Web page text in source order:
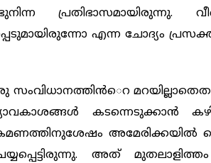
പ്രതിഭാസമായിരുന്നു.
എന്ന ചോദ്യം
സംവിധാനത്തിന്‍െറ
കടന്നെടുക്കാന്‍
അമേരിക്കയില്‍
അത് മുതലാളിത്തം